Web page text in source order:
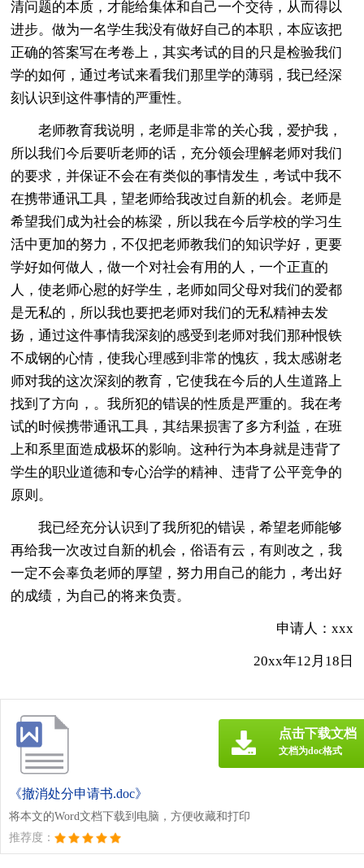
清问题的本质，才能给集体和自己一个交待，从而得以
进步。做为一名学生我没有做好自己的本职，本应该把
正确的答案写在考卷上，其实考试的目的只是检验我们
学的如何，通过考试来看我们那里学的薄弱，我已经深
刻认识到这件事情的严重性。
老师教育我说明，老师是非常的关心我，爱护我，
所以我们今后要听老师的话，充分领会理解老师对我们
的要求，并保证不会在有类似的事情发生，考试中我不
在携带通讯工具，望老师给我改过自新的机会。老师是
希望我们成为社会的栋梁，所以我在今后学校的学习生
活中更加的努力，不仅把老师教我们的知识学好，更要
学好如何做人，做一个对社会有用的人，一个正直的
人，使老师心慰的好学生，老师如同父母对我们的爱都
是无私的，所以我也要把老师对我们的无私精神去发
扬，通过这件事情我深刻的感受到老师对我们那种恨铁
不成钢的心情，使我心理感到非常的愧疚，我太感谢老
师对我的这次深刻的教育，它使我在今后的人生道路上
找到了方向，。我所犯的错误的性质是严重的。我在考
试的时候携带通讯工具，其结果损害了多方利益，在班
上和系里面造成极坏的影响。这种行为本身就是违背了
学生的职业道德和专心治学的精神、违背了公平竞争的
原则。
我已经充分认识到了我所犯的错误，希望老师能够
再给我一次改过自新的机会，俗语有云，有则改之，我
一定不会辜负老师的厚望，努力用自己的能力，考出好
的成绩，为自己的将来负责。
申请人：xxx
20xx年12月18日
《撤消处分申请书.doc》
将本文的Word文档下载到电脑，方便收藏和打印
推荐度：
点击下载文档
文档为doc格式